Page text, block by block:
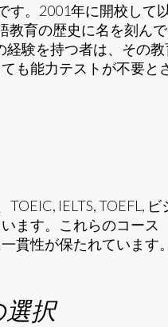
す。2001年に開校して
教育の歴史に名を刻んで
経験を持つ者は、その教
も能力テストが不要と
IELTS, TOEFL, ビ
ます。これらのコース
貫性が保たれています。
択